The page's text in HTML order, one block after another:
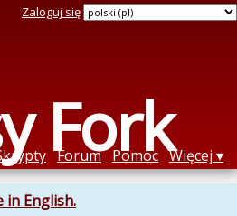
Fork
Zaloguj się
Forum Pomoc Więcej
in English.